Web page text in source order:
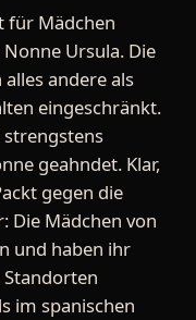
für Mädchen
Ursula. Die
andere als
eingeschränkt.
strengstens
geahndet. Klar,
gegen die
Die Mädchen von
und haben ihr
Standorten
im spanischen